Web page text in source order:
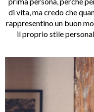
di vita, ma credo che
rappresentino un buon
il proprio stile